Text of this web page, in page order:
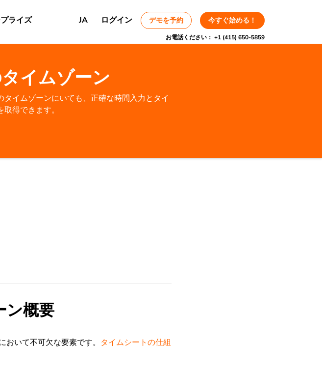
ライズ JA ログイン デモを予約 今すぐ始める！
お電話ください： +1 (415) 650-5859
イムゾーン
イムゾーンにいても、正確な時間入力とタイ
得できます。
ン概要
おいて不可欠な要素です。 タイムシートの仕組